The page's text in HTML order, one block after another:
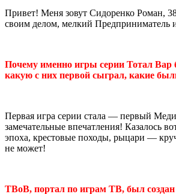
Привет! Меня зовут Сидоренко Роман,
своим делом, мелкий Предприниматель
Почему именно игры серии Тотал Вар
какую с них первой сыграл, какие
Первая игра серии стала — первый
замечательные впечатления! Казалось
эпоха, крестовые походы, рыцари —
не может!
ТВоВ, портал по играм ТВ, был создан